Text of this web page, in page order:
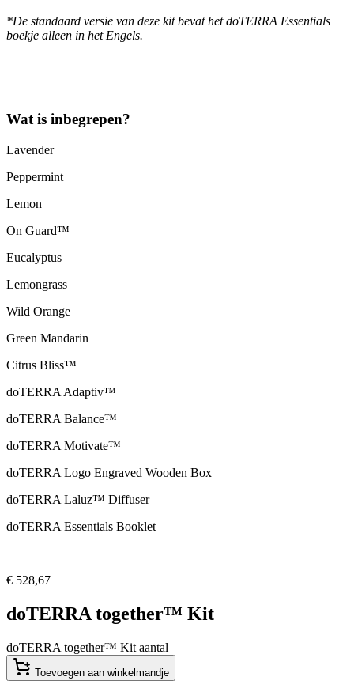
*De standaard versie van deze kit bevat het doTERRA Essentials
boekje alleen in het Engels.
Wat is inbegrepen?
Lavender
Peppermint
Lemon
On Guard™
Eucalyptus
Lemongrass
Wild Orange
Green Mandarin
Citrus Bliss™
doTERRA Adaptiv™
doTERRA Balance™
doTERRA Motivate™
doTERRA Logo Engraved Wooden Box
doTERRA Laluz™ Diffuser
doTERRA Essentials Booklet
€ 528,67
doTERRA together™ Kit
doTERRA together™ Kit aantal
Toevoegen aan winkelmandje